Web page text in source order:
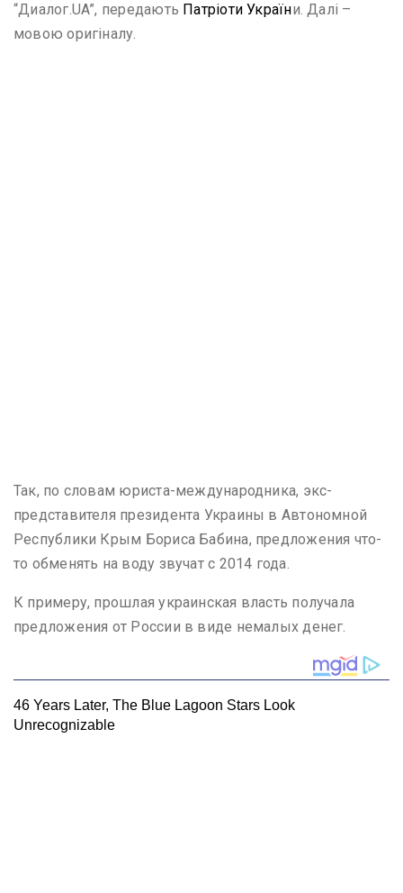
“Диалог.UA”, передають Патріоти України. Далі –
мовою оригіналу.
Так, по словам юриста-международника, экс-
представителя президента Украины в Автономной
Республики Крым Бориса Бабина, предложения что-
то обменять на воду звучат с 2014 года.
К примеру, прошлая украинская власть получала
предложения от России в виде немалых денег.